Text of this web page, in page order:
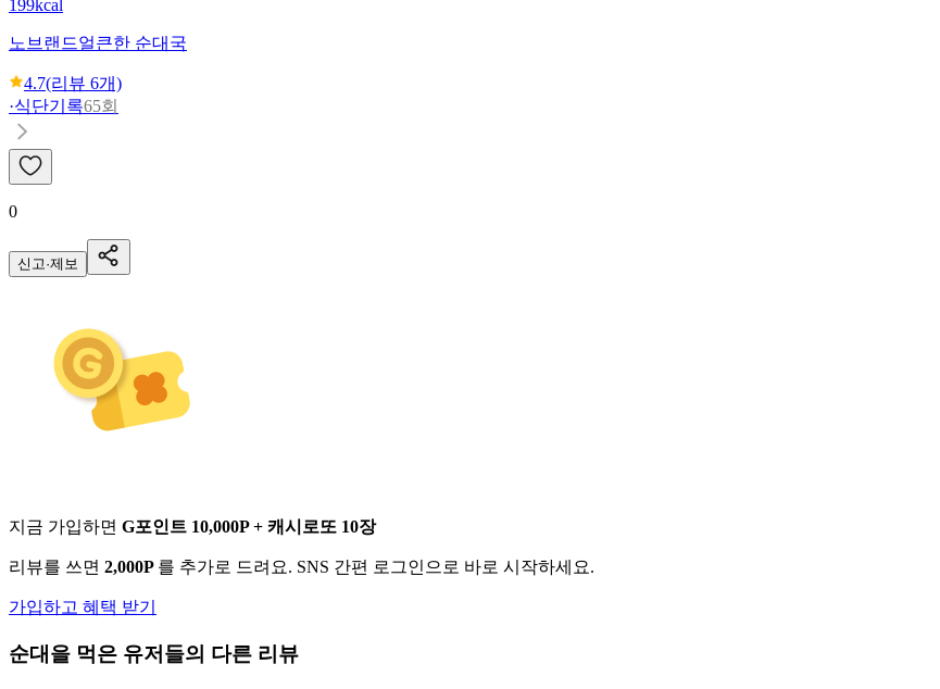
199kcal
노브랜드얼큰한 순대국
4.7(리뷰 6개)
·식단기록65회
0
신고·제보
지금 가입하면 G포인트 10,000P + 캐시로또 10장
리뷰를 쓰면 2,000P 를 추가로 드려요. SNS 간편 로그인으로 바로 시작하세요.
가입하고 혜택 받기
순대 을 먹은 유저들의 다른 리뷰